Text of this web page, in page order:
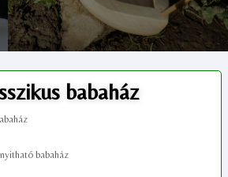
babaház
babaház